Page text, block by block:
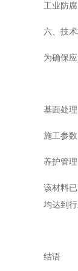
工业防
六、技
为确保
基面处
施工参
养护管
该材料
均达到行
结语